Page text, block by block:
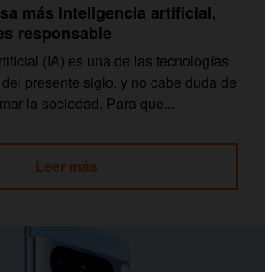
más inteligencia artificial,
responsable
(IA) es una de las tecnologías
presente siglo, y no cabe duda de
la sociedad. Para que...
Leer más